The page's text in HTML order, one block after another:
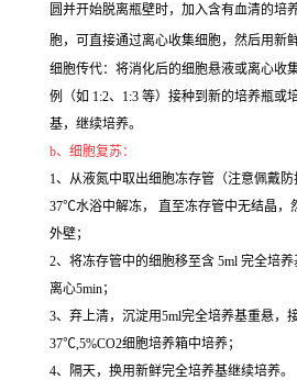
圆并开始脱离瓶壁时，加入含有血清的培
胞，可直接通过离心收集细胞，然后用新
细胞传代：将消化后的细胞悬液或离心收
例（如 1:2、1:3 等）接种到新的培养瓶或
基，继续培养。
b、细胞复苏：
1、从液氮中取出细胞冻存管（注意佩戴
37℃水浴中解冻， 直至冻存管中无结晶，
外壁；
2、将冻存管中的细胞移至含 5ml 完全培
离心5min；
3、弃上清，沉淀用5ml完全培养基重悬，
37℃,5%CO2细胞培养箱中培养；
4、隔天，换用新鲜完全培养基继续培养。